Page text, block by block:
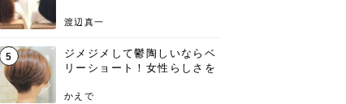
渡辺真一
5
ジメジメして鬱陶しいならベ
リーショート！女性らしさを
かえで